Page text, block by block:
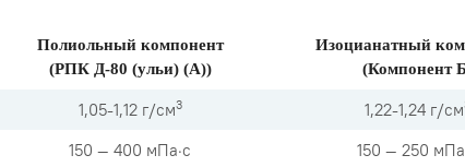
Полиольный компонент
(РПК Д-80 (ульи) (А))
Изоцианатный
(Компонент
1,05-1,12 г/см3 1,22-1,24 г/см
150 — 400 мПа·с
150 — 250